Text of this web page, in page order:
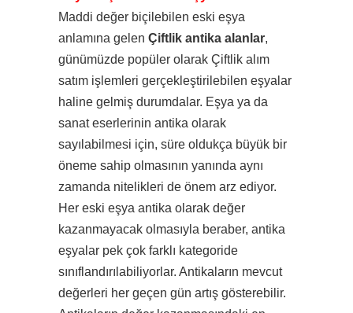
Maddi değer biçilebilen eski eşya
anlamına gelen Çiftlik antika alanlar,
günümüzde popüler olarak Çiftlik alım
satım işlemleri gerçekleştirilebilen eşyalar
haline gelmiş durumdalar. Eşya ya da
sanat eserlerinin antika olarak
sayılabilmesi için, süre oldukça büyük bir
öneme sahip olmasının yanında aynı
zamanda nitelikleri de önem arz ediyor.
Her eski eşya antika olarak değer
kazanmayacak olmasıyla beraber, antika
eşyalar pek çok farklı kategoride
sınıflandırılabiliyorlar. Antikaların mevcut
değerleri her geçen gün artış gösterebilir.